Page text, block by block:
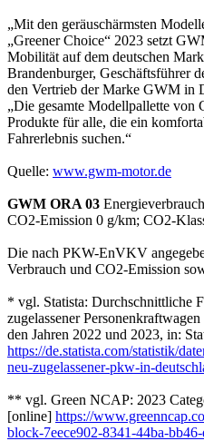
„Mit den geräuschärmsten
„Greener Choice“ 2023 setzt
Mobilität auf dem deutschen
Brandenburger, Geschäftsführer
den Vertrieb der Marke GWM in
„Die gesamte Modellpallette von
Produkte für alle, die ein
Fahrerlebnis suchen.“
Quelle: www.gwm-motor.de
GWM ORA 03
CO2-Emission 0 g/km; CO2-
Die nach PKW-EnVKV
Verbrauch und CO2-Emission
* vgl. Statista: Durchschnittliche
zugelassener
den Jahren 2022 und 2023, in:
https://de.statista.com/statistik/
neu-zugelassener-pkw-in-
** vgl. Green NCAP: 2023
[online] https://
block-7eece902-8341-44ba-